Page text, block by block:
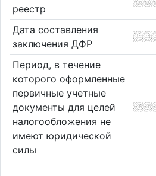
реестр
Дата составления
заключения ДФР
Период, в течение
которого оформленные
первичные учетные
документы для целей
налогообложения не
имеют юридической
силы